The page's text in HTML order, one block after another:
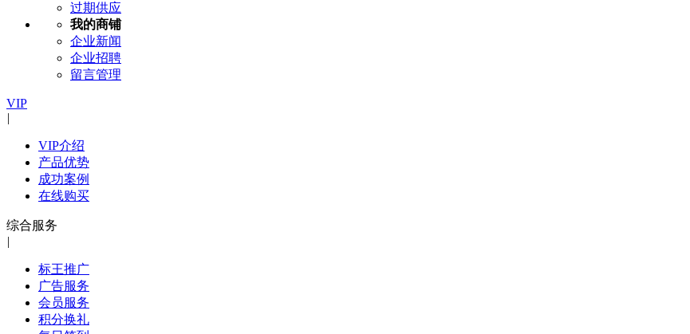
过期供应
我的商铺
企业新闻
企业招聘
留言管理
VIP
|
VIP介绍
产品优势
成功案例
在线购买
综合服务
|
标王推广
广告服务
会员服务
积分换礼